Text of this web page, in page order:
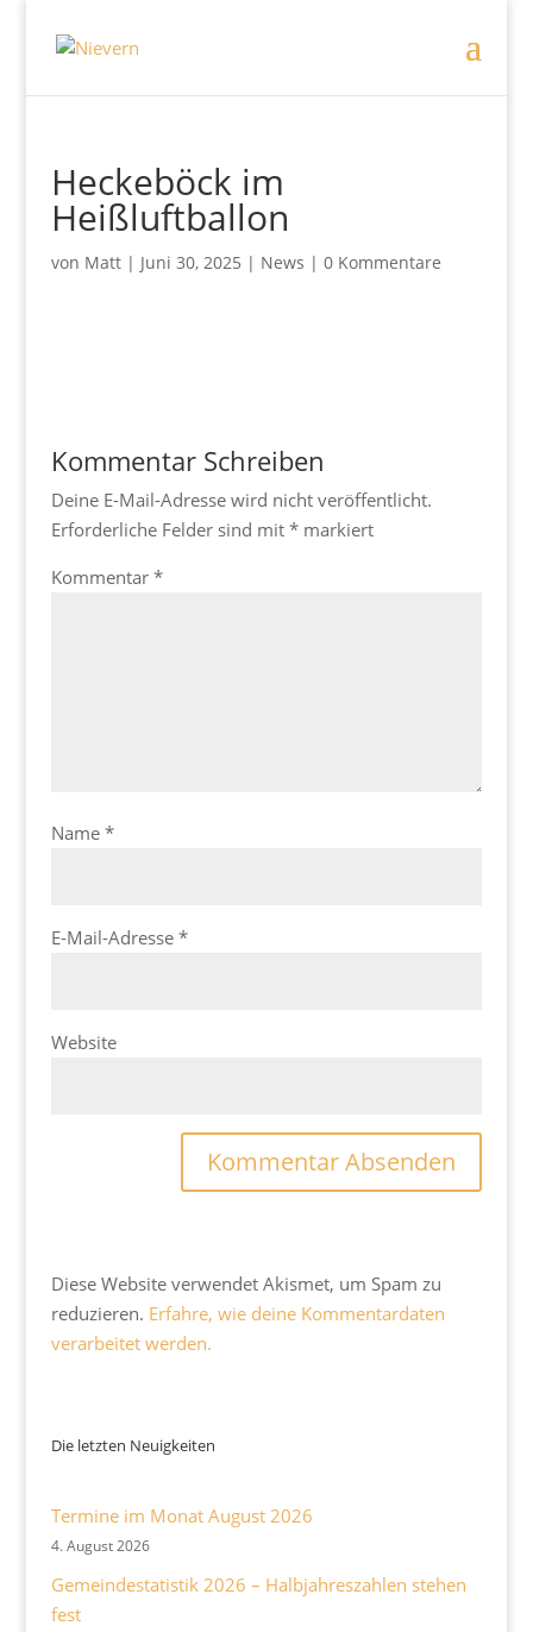
Heckeböck im
Heißluftballon
von Matt| Juni 30, 2025 | News | 0 Kommentare
Kommentar Schreiben
Deine E-Mail-Adresse wird nicht veröffentlicht.
Erforderliche Felder sind mit *markiert
Kommentar *
Name *
E-Mail-Adresse *
Website
Diese Website verwendet Akismet, um Spam zu
reduzieren. Erfahre, wie deine Kommentardaten
verarbeitet werden.
Die letzten Neuigkeiten
Termine im Monat August 2026
4. August 2026
Gemeindestatistik 2026 – Halbjahreszahlen stehen
fest